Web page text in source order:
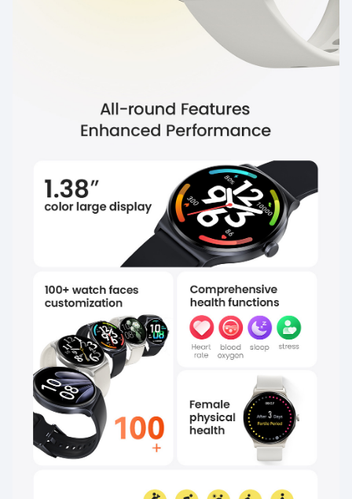
20-дневный срок службы
Базовый режим использования может достигать 20
неудобства из-за частой зарядки.